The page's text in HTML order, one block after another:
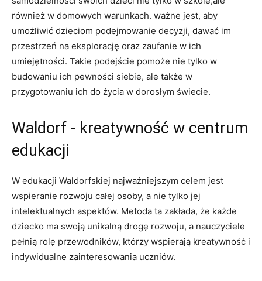
również w domowych warunkach. ważne jest,‍ aby
umożliwić ‌dzieciom⁣ podejmowanie decyzji, ⁣dawać im
przestrzeń na⁣ eksplorację⁣ oraz zaufanie ⁣w ich
umiejętności. Takie podejście pomoże nie tylko w⁤
budowaniu ich pewności siebie, ale także w
przygotowaniu ich do życia w dorosłym świecie.
Waldorf ⁤- kreatywność w centrum
edukacji
W edukacji Waldorfskiej najważniejszym celem jest
wspieranie rozwoju całej‌ osoby, ⁢a nie ⁢tylko jej
intelektualnych ‍aspektów. Metoda ta zakłada, że każde
dziecko ma swoją unikalną drogę ‌rozwoju, a​ nauczyciele
pełnią ​rolę przewodników, którzy wspierają kreatywność i
indywidualne zainteresowania uczniów.